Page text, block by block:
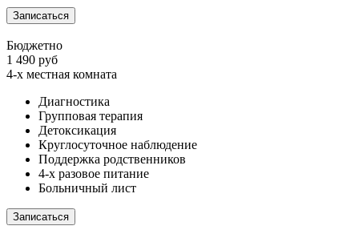
Записаться
Бюджетно
1 490 руб
4-х местная комната
Диагностика
Групповая терапия
Детоксикация
Круглосуточное наблюдение
Поддержка родственников
4-х разовое питание
Больничный лист
Записаться